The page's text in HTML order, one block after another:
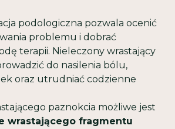
podologiczna pozwala ocenić
problemu i dobrać
terapii. Nieleczony wrastający
do nasilenia bólu,
oraz utrudniać codzienne
paznokcia możliwe jest
wrastającego fragmentu